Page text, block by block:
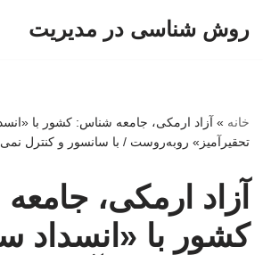
روش شناسی در مدیریت
خانه » آزاد ارمکی، جامعه شناس: کشور با
تحقیرآمیز» روبه‌روست / با سانسور و کنترل
آزاد ارمکی،
کشور با «انسداد